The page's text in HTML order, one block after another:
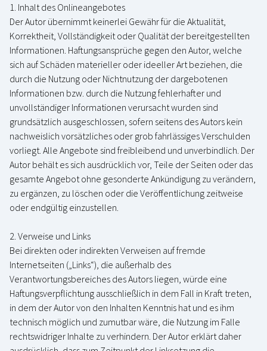
1. Inhalt des Onlineangebotes
Der Autor übernimmt keinerlei Gewähr für die Aktualität,
Korrektheit, Vollständigkeit oder Qualität der bereitgestellten
Informationen. Haftungsansprüche gegen den Autor, welche
sich auf Schäden materieller oder ideeller Art beziehen, die
durch die Nutzung oder Nichtnutzung der dargebotenen
Informationen bzw. durch die Nutzung fehlerhafter und
unvollständiger Informationen verursacht wurden sind
grundsätzlich ausgeschlossen, sofern seitens des Autors kein
nachweislich vorsätzliches oder grob fahrlässiges Verschulden
vorliegt. Alle Angebote sind freibleibend und unverbindlich. Der
Autor behält es sich ausdrücklich vor, Teile der Seiten oder das
gesamte Angebot ohne gesonderte Ankündigung zu verändern,
zu ergänzen, zu löschen oder die Veröffentlichung zeitweise
oder endgültig einzustellen.
2. Verweise und Links
Bei direkten oder indirekten Verweisen auf fremde
Internetseiten („Links“), die außerhalb des
Verantwortungsbereiches des Autors liegen, würde eine
Haftungsverpflichtung ausschließlich in dem Fall in Kraft treten,
in dem der Autor von den Inhalten Kenntnis hat und es ihm
technisch möglich und zumutbar wäre, die Nutzung im Falle
rechtswidriger Inhalte zu verhindern. Der Autor erklärt daher